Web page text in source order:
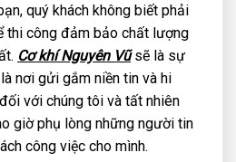
quý khách không biết phải
thi công đảm bảo chất lượng
Cơ khí Nguyên Vũsẽ là sự
nơi gửi gắm niền tin và hi
với chúng tôi và tất nhiên
giờ phụ lòng những người tin
công việc cho mình.